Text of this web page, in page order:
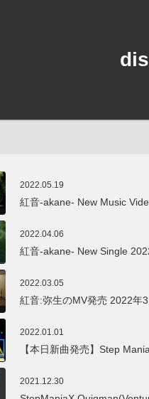
2022.05.19
紅音-akane- New Music
2022.04.06
紅音-akane- New Single
2022.03.05
紅音:弥生のMV発売 2022年
2022.01.01
【本日新曲発売】Step
2021.12.30